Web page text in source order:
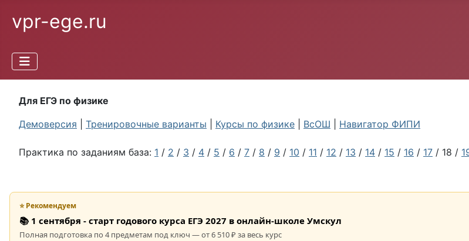
vpr-ege.ru
Для ЕГЭ по физике
Демоверсия
Тренировочные варианты Курсы по физике ВсОШ Навигатор ФИПИ
Практика по заданиям база: 1 / 2 / 3 / 4 / 5 / 6 / 7 / 8 / 9 / 10 / 11 / 12 / 13 / 14 / 15 / 16 / 17 / 18 /
⭐ Рекомендуем
📚 1 сентября - старт годового курса ЕГЭ 2027 в онлайн-школе Умскул
Полная подготовка по 4 предметам под ключ — от 6 510 ₽ за весь курс